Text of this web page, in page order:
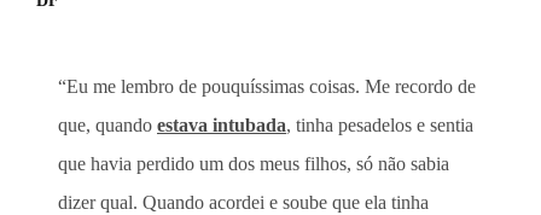
“Eu me lembro de pouquíssimas coisas. Me recordo de
que, quando estava intubada, tinha pesadelos e sentia
que havia perdido um dos meus filhos, só não sabia
dizer qual. Quando acordei e soube que ela tinha